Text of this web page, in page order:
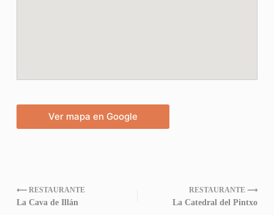
Ver mapa en Google
⟵ RESTAURANTE
La Cava de Illán
RESTAURANTE ⟶
La Catedral del Pintxo